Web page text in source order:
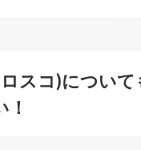
スコ)につい